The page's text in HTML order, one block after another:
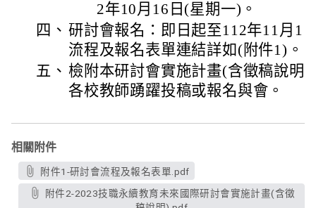
2年10月16日(星期一)。
四、 研討會報名：即日起至112年11月1
流程及報名表單連結詳如(附件1)。
五、 檢附本研討會實施計畫(含徵稿說明
各校教師踴躍投稿或報名與會。
相關附件
附件1-研討會流程及報名表單.pdf